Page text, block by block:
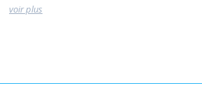
voir plus